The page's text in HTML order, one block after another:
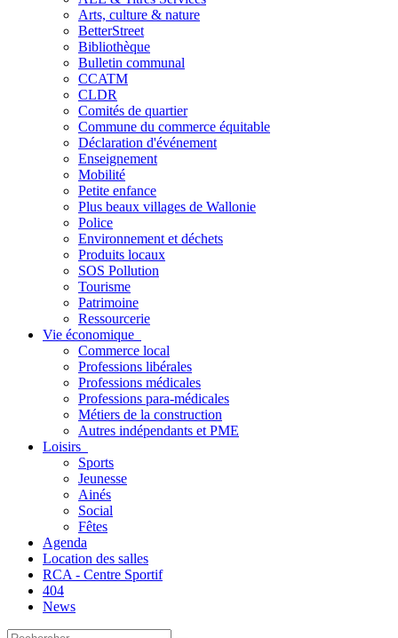
Arts, culture & nature
BetterStreet
Bibliothèque
Bulletin communal
CCATM
CLDR
Comités de quartier
Commune du commerce équitable
Déclaration d'événement
Enseignement
Mobilité
Petite enfance
Plus beaux villages de Wallonie
Police
Environnement et déchets
Produits locaux
SOS Pollution
Tourisme
Patrimoine
Ressourcerie
Vie économique
Commerce local
Professions libérales
Professions médicales
Professions para-médicales
Métiers de la construction
Autres indépendants et PME
Loisirs
Sports
Jeunesse
Ainés
Social
Fêtes
Agenda
Location des salles
RCA - Centre Sportif
404
News